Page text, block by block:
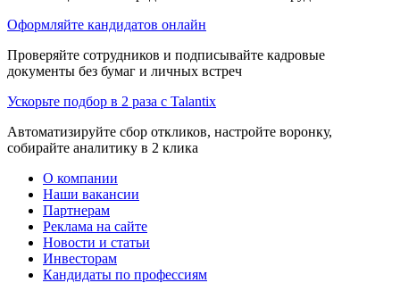
Оформляйте кандидатов онлайн
Проверяйте сотрудников и подписывайте кадровые
документы без бумаг и личных встреч
Ускорьте подбор в 2 раза с Talantix
Автоматизируйте сбор откликов, настройте воронку,
собирайте аналитику в 2 клика
О компании
Наши вакансии
Партнерам
Реклама на сайте
Новости и статьи
Инвесторам
Кандидаты по профессиям